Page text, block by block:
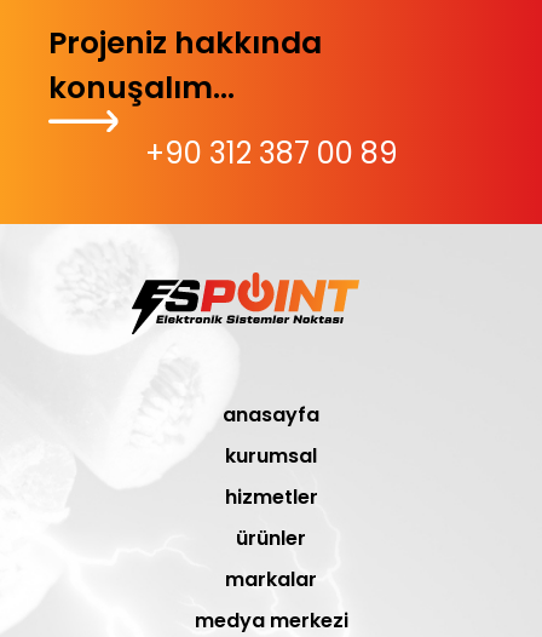
Projeniz hakkında
konuşalım...
+90 312 387 00 89
anasayfa
kurumsal
hizmetler
ürünler
markalar
medya merkezi